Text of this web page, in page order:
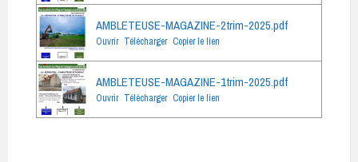
AMBLETEUSE-MAGAZINE-2trim-2025.pdf
Ouvrir Télécharger Copier le lien
AMBLETEUSE-MAGAZINE-1trim-2025.pdf
Ouvrir Télécharger Copier le lien